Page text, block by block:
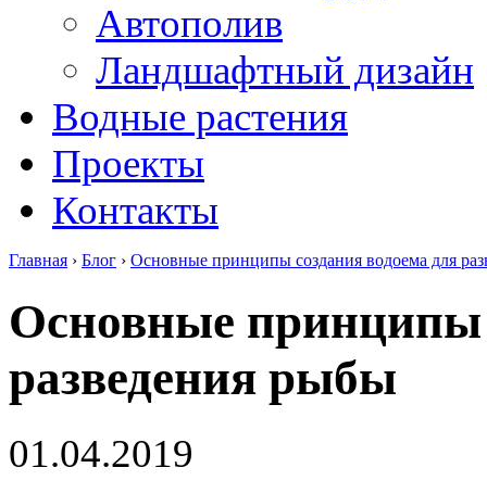
Автополив
Ландшафтный дизайн
Водные растения
Проекты
Контакты
Главная › Блог › Основные принципы создания водоема для
Основные принципы
разведения рыбы
01.04.2019